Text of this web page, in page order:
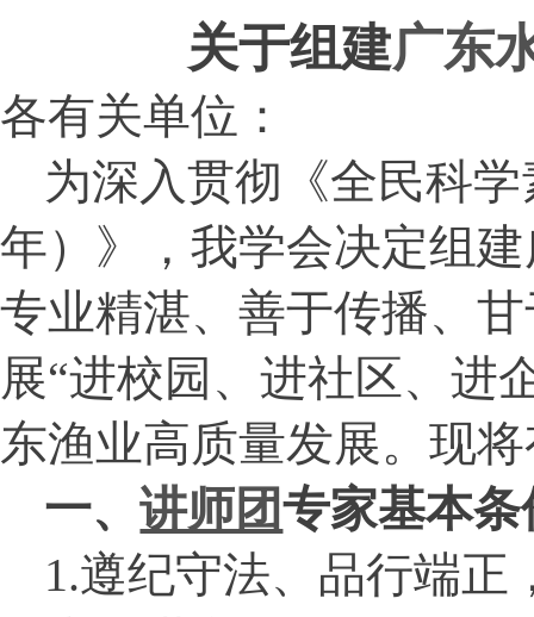
关于组建广东
各有关单位：
为深入贯彻《全民科
年）》，我学会决定组
专业精湛、善于传播、
展“进校园、进社区、进
东渔业高质量发展。现
一、讲师团专家基本条
1.遵纪守法、品行端正